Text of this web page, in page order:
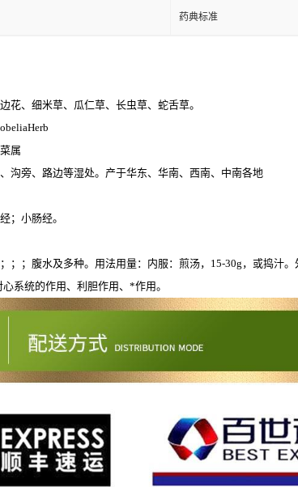
药典标准
花、细米草、瓜仁草、长虫草、蛇舌草。
属
沟旁、路边等湿处。产于华东、华南、西南、中南各地
；小肠经。
；；腹水及多种。用法用量：内服：煎汤，15-30g，或捣汁。
系统的作用、利胆作用、*作用。